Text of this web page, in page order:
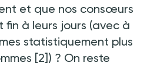
et que nos consœurs
à leurs jours (avec à
statistiquement plus
[2]) ? On reste